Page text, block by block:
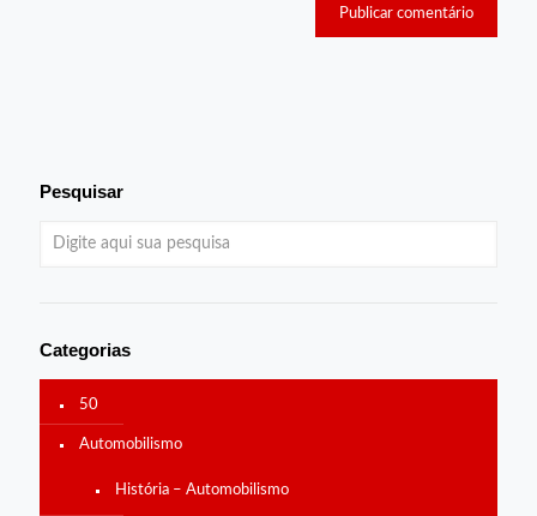
Pesquisar
Categorias
50
Automobilismo
História – Automobilismo